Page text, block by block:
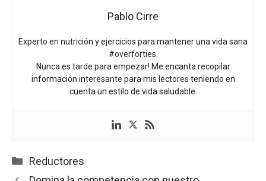
Pablo Cirre
Experto en nutrición y ejercicios para mantener una vida sana
#overforties.
Nunca es tarde para empezar! Me encanta recopilar
información interesante para mis lectores teniendo en
cuenta un estilo de vida saludable.
Categorías
Reductores